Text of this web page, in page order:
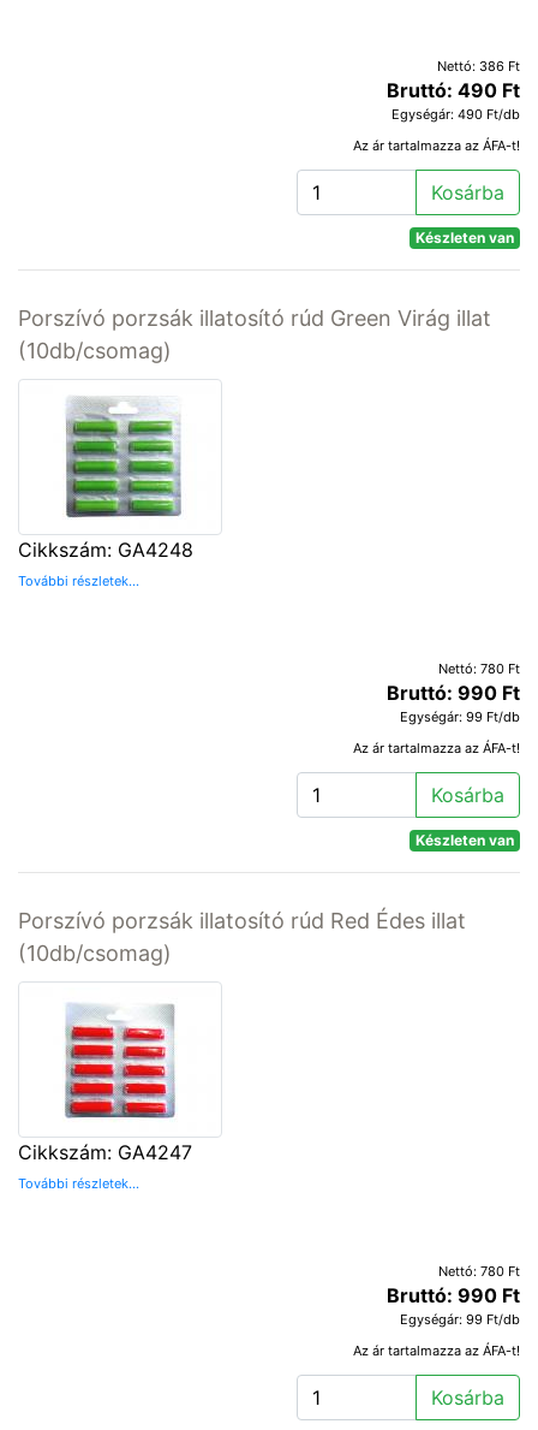
Nettó: 386 Ft
Bruttó: 490 Ft
Egységár: 490 Ft/db
Az ár tartalmazza az ÁFA-t!
Kosárba
Készleten van
Porszívó porzsák illatosító rúd Green Virág illat
(10db/csomag)
Cikkszám: GA4248
További részletek...
Nettó: 780 Ft
Bruttó: 990 Ft
Egységár: 99 Ft/db
Az ár tartalmazza az ÁFA-t!
Kosárba
Készleten van
Porszívó porzsák illatosító rúd Red Édes illat
(10db/csomag)
Cikkszám: GA4247
További részletek...
Nettó: 780 Ft
Bruttó: 990 Ft
Egységár: 99 Ft/db
Az ár tartalmazza az ÁFA-t!
Kosárba